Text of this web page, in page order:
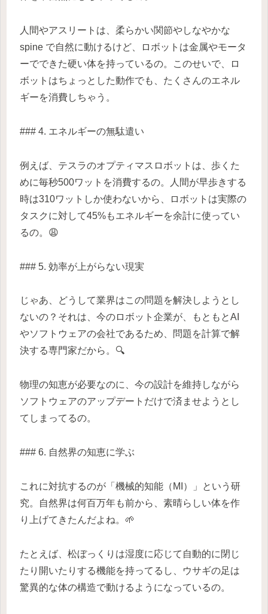
人間やアスリートは、柔らかい関節やしなやかな
spine で自然に動けるけど、ロボットは金属やモータ
ーでできた硬い体を持っているの。このせいで、ロ
ボットはちょっとした動作でも、たくさんのエネル
ギーを消費しちゃう。
### 4. エネルギーの無駄遣い
例えば、テスラのオプティマスロボットは、歩くた
めに毎秒500ワットを消費するの。人間が早歩きする
時は310ワットしか使わないから、ロボットは実際の
タスクに対して45%もエネルギーを余計に使ってい
るの。😩
### 5. 効率が上がらない現実
じゃあ、どうして業界はこの問題を解決しようとし
ないの？それは、今のロボット企業が、もともとAI
やソフトウェアの会社であるため、問題を計算で解
決する専門家だから。🔍
物理の知恵が必要なのに、今の設計を維持しながら
ソフトウェアのアップデートだけで済ませようとし
てしまってるの。
### 6. 自然界の知恵に学ぶ
これに対抗するのが「機械的知能（MI）」という研
究。自然界は何百万年も前から、素晴らしい体を作
り上げてきたんだよね。🌱
たとえば、松ぼっくりは湿度に応じて自動的に閉じ
たり開いたりする機能を持ってるし、ウサギの足は
驚異的な体の構造で動けるようになっているの。